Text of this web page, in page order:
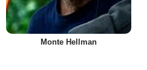
Monte Hellman